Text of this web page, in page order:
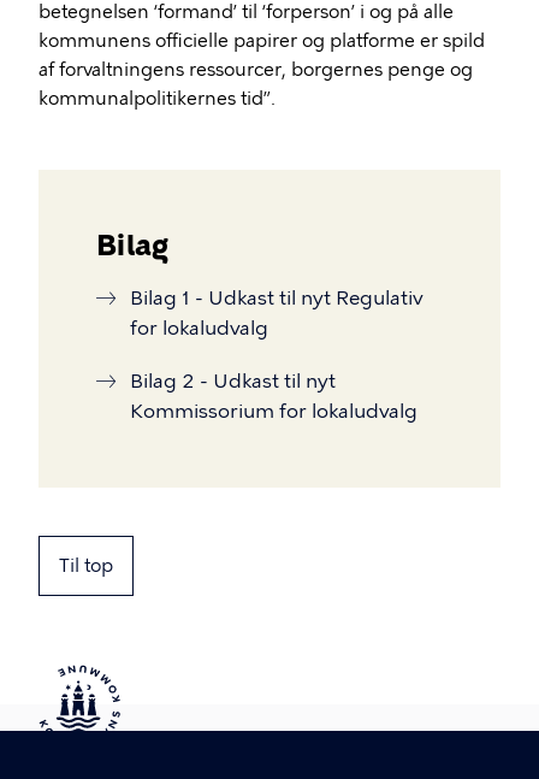
betegnelsen ‘formand’ til ‘forperson’ i og på alle
kommunens officielle papirer og platforme er spild
af forvaltningens ressourcer, borgernes penge og
kommunalpolitikernes tid”.
Bilag
Bilag 1 - Udkast til nyt Regulativ
for lokaludvalg
Bilag 2 - Udkast til nyt
Kommissorium for lokaludvalg
Til top